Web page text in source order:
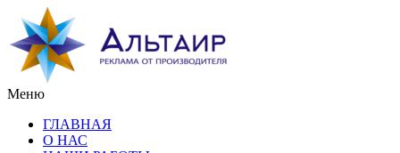
Меню
ГЛАВНАЯ
О НАС